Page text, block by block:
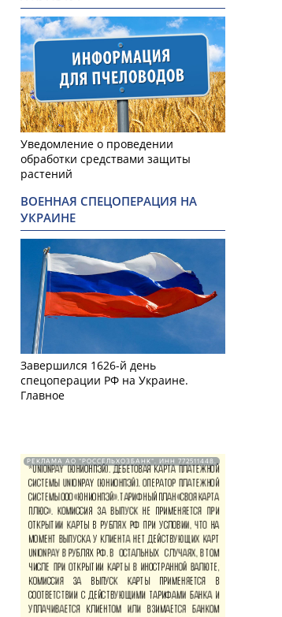
Уведомление о проведении
обработки средствами защиты
растений
ВОЕННАЯ СПЕЦОПЕРАЦИЯ НА
УКРАИНЕ
Завершился 1626-й день
спецоперации РФ на Украине.
Главное
РЕКЛАМА АО "РОССЕЛЬХОЗБАНК". ИНН 772511448.